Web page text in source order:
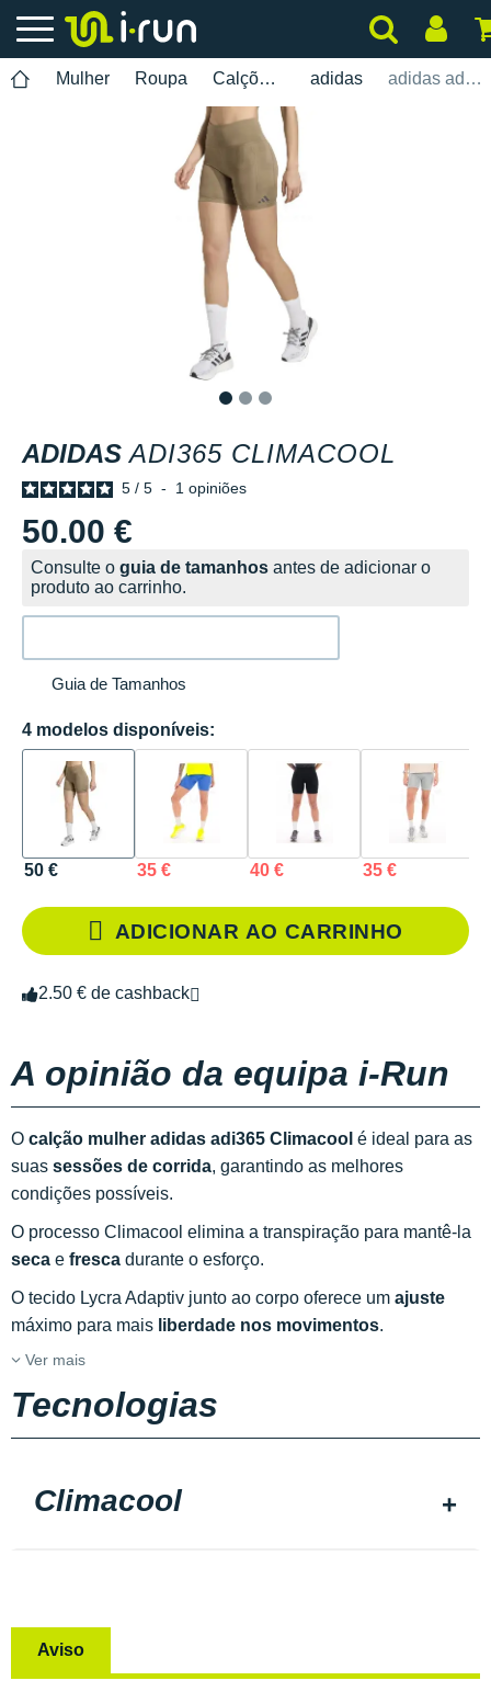
Mulher Roupa Calções de ciclismo adidas adidas adi365 Climacool
ADIDAS ADI365 CLIMACOOL
5 / 5 - 1 opiniões
50.00 €
Consulte o guia de tamanhos antes de adicionar o
produto ao carrinho.
Guia de Tamanhos
4 modelos disponíveis:
50 € 35 € 40 € 35 €
ADICIONAR AO CARRINHO
2.50 € de cashback
A opinião da equipa i-Run
O calção mulher adidas adi365 Climacool é ideal para as
suas sessões de corrida, garantindo as melhores
condições possíveis.
O processo Climacool elimina a transpiração para mantê-la
seca e fresca durante o esforço.
O tecido Lycra Adaptiv junto ao corpo oferece um ajuste
máximo para mais liberdade nos movimentos.
Ver mais
Tecnologias
Climacool
Aviso